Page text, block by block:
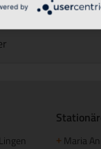
+ Maria
by